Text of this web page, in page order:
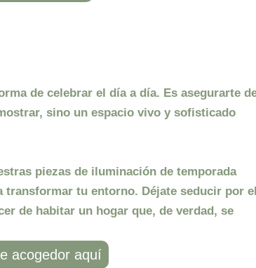
de celebrar el día a día. Es asegurarte
sino un espacio vivo y sofisticado
piezas de iluminación de temporada
transformar tu entorno. Déjate seducir por el
de habitar un hogar que, de verdad, se
acogedor aquí